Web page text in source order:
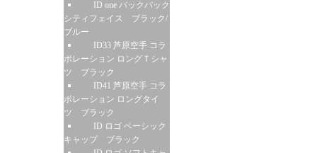
ID one バックパック
シティフェイス ブラック/
ブルー
ID33 芦原空手 コラ
ボレーション ロングＴシャ
ツ ブラック
ID41 芦原空手 コラ
ボレーション ロングタイ
ツ ブラック
ID ロゴ ベーシック
キャップ ブラック